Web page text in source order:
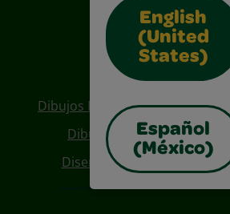
English
(United
States)
Español
(México)
Also of Interest
Dibujos Para Colorear De
Dibujos De Personajes
Diseños Para Coloreables